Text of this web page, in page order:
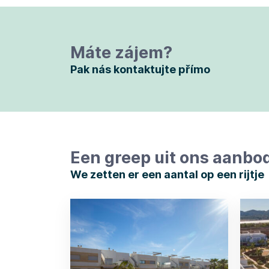
Máte zájem?
Pak nás kontaktujte přímo
Een greep uit ons
We zetten er een aantal op een rijtje